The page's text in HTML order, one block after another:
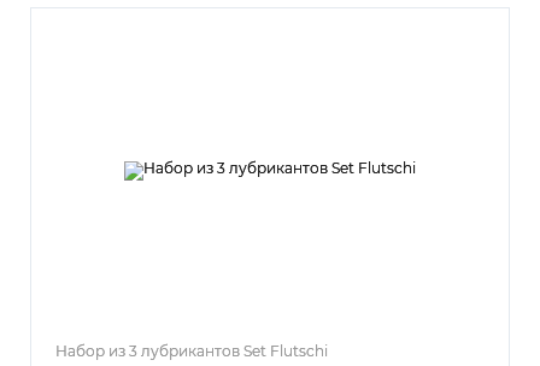
Набор из 3 лубрикантов Set Flutschi